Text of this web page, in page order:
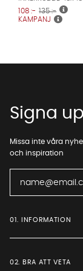
KAMPANJ
108 :- 135 :-
Signa
Missa inte våra
och inspiration
01. INFORMATION
02. BRA ATT VETA